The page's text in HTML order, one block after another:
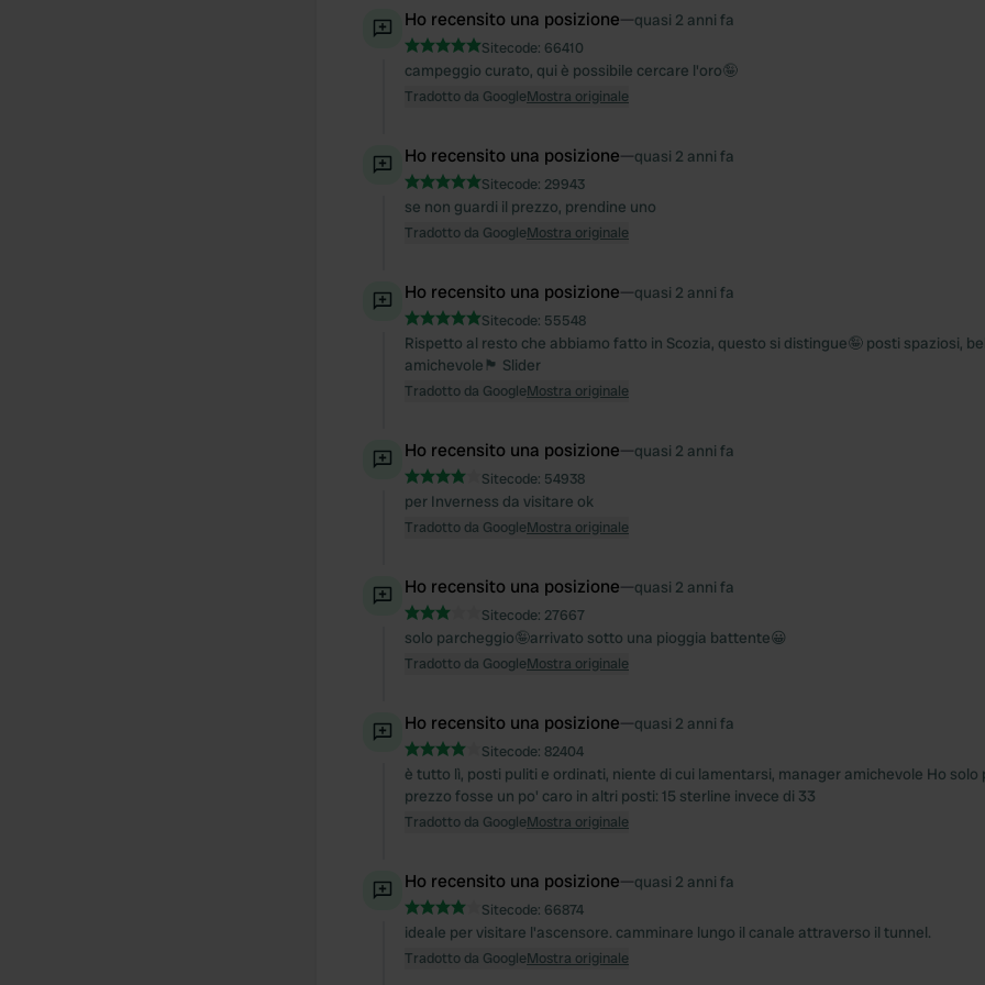
Ho recensito una posizione—quasi 2 anni fa
Sitecode: 66410
campeggio curato, qui è possibile cercare l'oro🤪
Tradotto da GoogleMostra originale
Ho recensito una posizione—quasi 2 anni fa
Sitecode: 29943
se non guardi il prezzo, prendine uno
Tradotto da GoogleMostra originale
Ho recensito una posizione—quasi 2 anni fa
Sitecode: 55548
Rispetto al resto che abbiamo fatto in Scozia, questo si distingue🤪 posti spaziosi,
amichevole🏴 Slider
Tradotto da GoogleMostra originale
Ho recensito una posizione—quasi 2 anni fa
Sitecode: 54938
per Inverness da visitare ok
Tradotto da GoogleMostra originale
Ho recensito una posizione—quasi 2 anni fa
Sitecode: 27667
solo parcheggio🤪arrivato sotto una pioggia battente😀
Tradotto da GoogleMostra originale
Ho recensito una posizione—quasi 2 anni fa
Sitecode: 82404
è tutto lì, posti puliti e ordinati, niente di cui lamentarsi, manager amichevole Ho solo
prezzo fosse un po' caro in altri posti: 15 sterline invece di 33
Tradotto da GoogleMostra originale
Ho recensito una posizione—quasi 2 anni fa
Sitecode: 66874
ideale per visitare l'ascensore. camminare lungo il canale attraverso il tunnel.
Tradotto da GoogleMostra originale